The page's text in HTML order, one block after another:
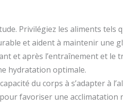
Privilégiez les aliments tels
et aident à maintenir une
et après l’entraînement et le
hydratation optimale.
du corps à s’adapter à
favoriser une acclimatation